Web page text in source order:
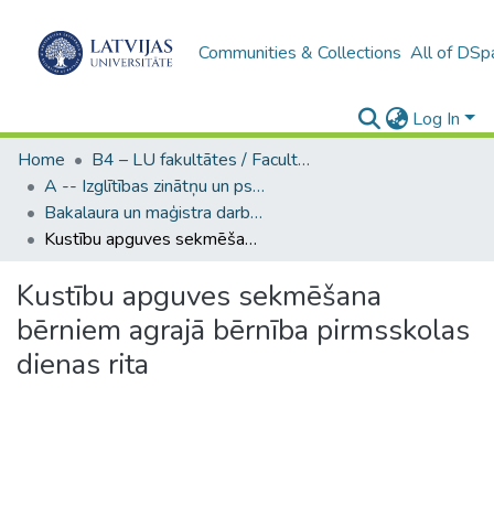
Communities & Collections All of
Log In
Home
B4 – LU fakultātes / Faculties of the UL
A -- Izglītības zinātņu un psiholoģijas fakultāte / Faculty of Education Sciences and Psychology
Bakalaura un maģistra darbi (PPMF) / Bachelor's and Master's theses
Kustību apguves sekmēšana bērniem agrajā bērnība pirmsskolas dienas rita
Kustību apguves sekmēšana
bērniem agrajā bērnība pirmsskolas
dienas rita